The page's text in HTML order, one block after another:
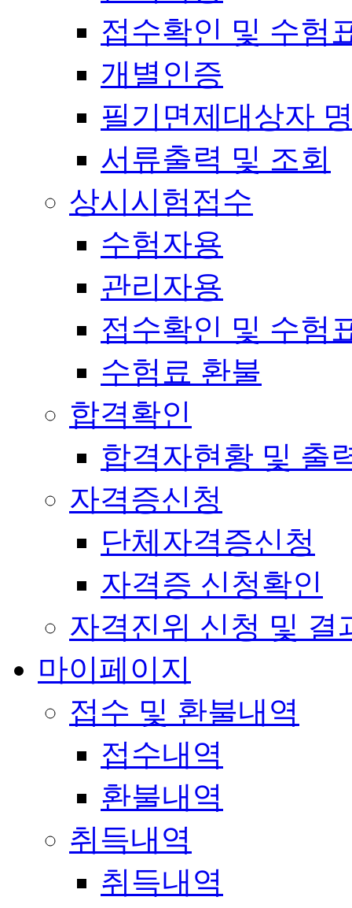
접수확인 및 수험
개별인증
필기면제대상자
서류출력 및 조회
상시시험접수
수험자용
관리자용
접수확인 및 수험
수험료 환불
합격확인
합격자현황 및 출
자격증신청
단체자격증신청
자격증 신청확인
자격진위 신청 및 결
마이페이지
접수 및 환불내역
접수내역
환불내역
취득내역
취득내역